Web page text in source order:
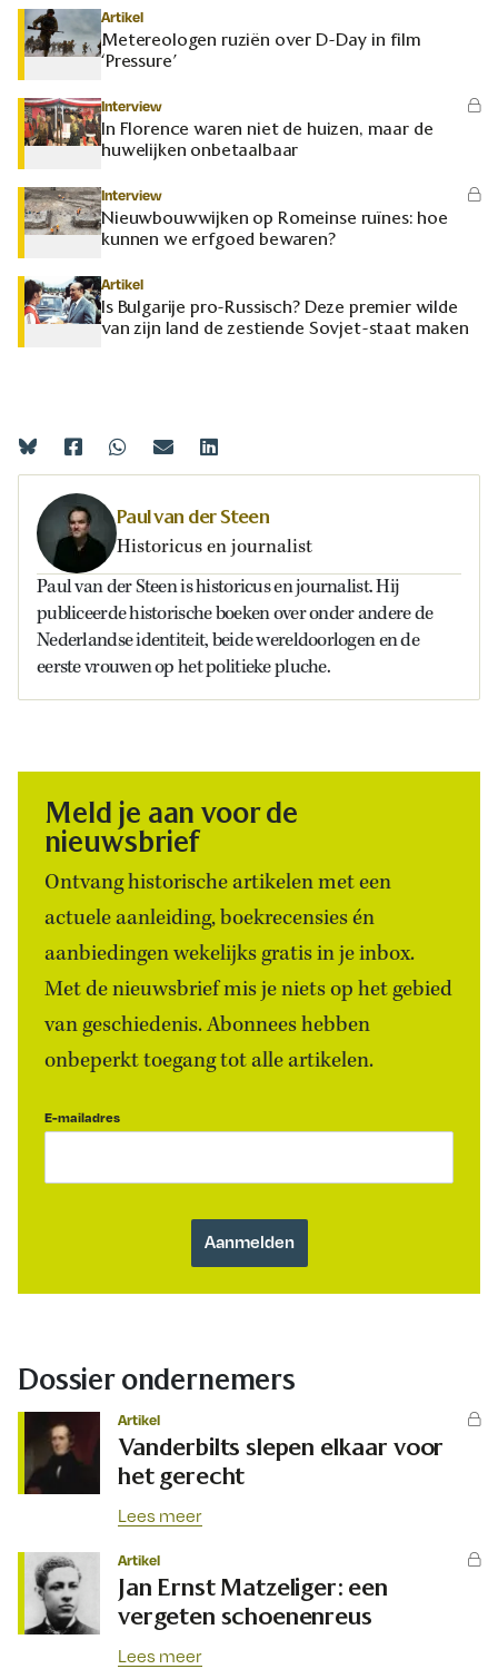
Artikel
Metereologen ruziën over D-Day in film
‘Pressure’
Interview
In Florence waren niet de huizen, maar de
huwelijken onbetaalbaar
Interview
Nieuwbouwwijken op Romeinse ruïnes: hoe
kunnen we erfgoed bewaren?
Artikel
Is Bulgarije pro-Russisch? Deze premier wilde
van zijn land de zestiende Sovjet-staat maken
Paul van der Steen
Historicus en journalist
Paul van der Steen is historicus en journalist. Hij
publiceerde historische boeken over onder andere de
Nederlandse identiteit, beide wereldoorlogen en de
eerste vrouwen op het politieke pluche.
Meld je aan voor de
nieuwsbrief
Ontvang historische artikelen met een
actuele aanleiding, boekrecensies én
aanbiedingen wekelijks gratis in je inbox.
Met de nieuwsbrief mis je niets op het gebied
van geschiedenis. Abonnees hebben
onbeperkt toegang tot alle artikelen.
E-mailadres
Dossier ondernemers
Artikel
Vanderbilts slepen elkaar voor
het gerecht
Lees meer
Artikel
Jan Ernst Matzeliger: een
vergeten schoenenreus
Lees meer